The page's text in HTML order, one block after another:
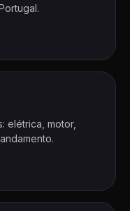
elétrica, motor,